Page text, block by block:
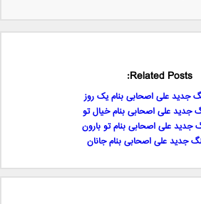
Related Posts:
جدید علی اصحابی بنام یک روز
جدید علی اصحابی بنام خیال تو
جدید علی اصحابی بنام تو بارون
جدید علی اصحابی بنام جانان